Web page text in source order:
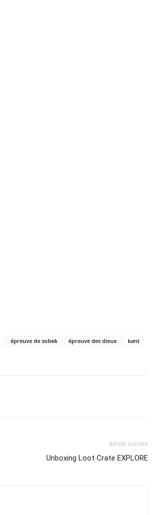
épreuve de sobek épreuve des dieux
kant
Article suivant
Unboxing Loot Crate EXPLORE